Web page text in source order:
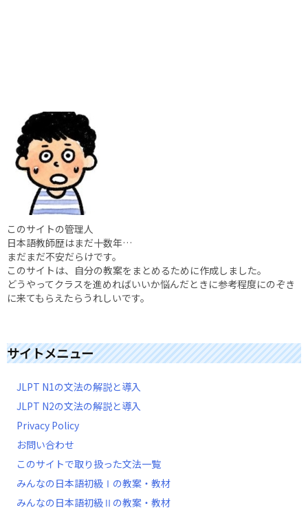
このサイトの管理人
日本語教師歴はまだ十数年…
まだまだ不安だらけです。
このサイトは、自分の教案をまとめるために作成しました。
どうやってクラスを進めればいいか悩んだときに参考程度にのぞき
に来てもらえたらうれしいです。
サイトメニュー
JLPT N1の文法の解説と導入
JLPT N2の文法の解説と導入
Privacy Policy
お問い合わせ
このサイトで取り扱った文法一覧
みんなの日本語初級Ⅰの教案・教材
みんなの日本語初級Ⅱの教案・教材